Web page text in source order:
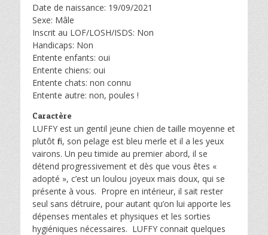
Date de naissance: 19/09/2021
Sexe: Mâle
Inscrit au LOF/LOSH/ISDS: Non
Handicaps: Non
Entente enfants: oui
Entente chiens: oui
Entente chats: non connu
Entente autre: non, poules !
Caractère
LUFFY est un gentil jeune chien de taille moyenne et
plutôt fin, son pelage est bleu merle et il a les yeux
vairons. Un peu timide au premier abord, il se
détend progressivement et dès que vous êtes «
adopté », c’est un loulou joyeux mais doux, qui se
présente à vous. Propre en intérieur, il sait rester
seul sans détruire, pour autant qu’on lui apporte les
dépenses mentales et physiques et les sorties
hygiéniques nécessaires. LUFFY connait quelques